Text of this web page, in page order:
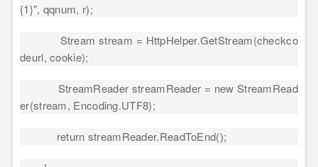
{1}", qqnum, r);
Stream stream = HttpHelper.GetStream(checkco
deurl, cookie);
StreamReader streamReader = new StreamRead
er(stream, Encoding.UTF8);
return streamReader.ReadToEnd();